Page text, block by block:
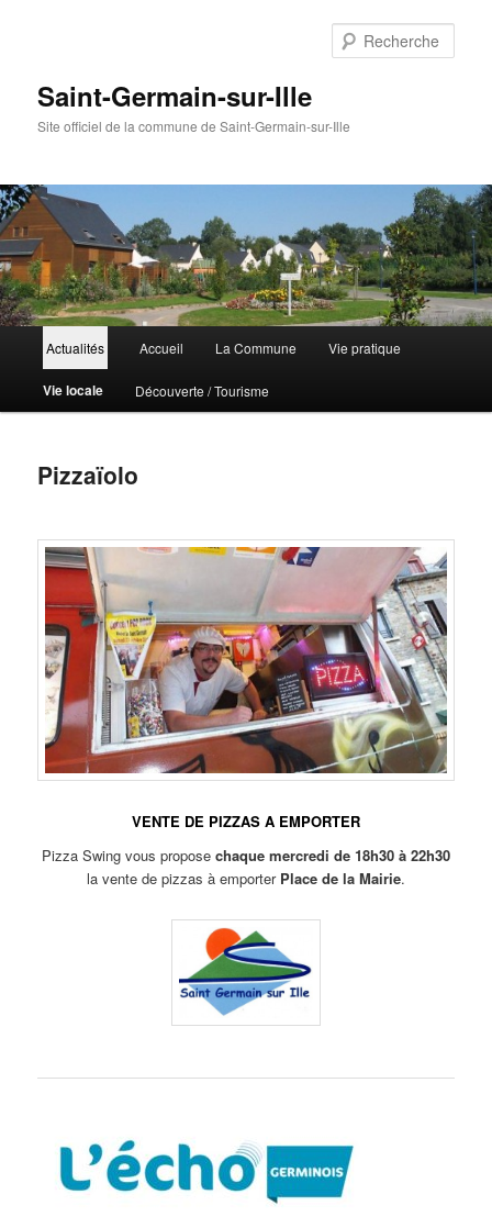
Saint-Germain-sur-Ille
Site officiel de la commune de Saint-Germain-sur-Ille
principal
Actualités Accueil La Commune Vie pratique
Vie locale Découverte / Tourisme
Pizzaïolo
VENTE DE PIZZAS A EMPORTER
Pizza Swing vous propose chaque mercredi de 18h30 à 22h30
la vente de pizzas à emporter Place de la Mairie.